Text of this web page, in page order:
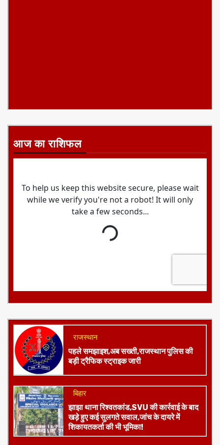
आज का राशिफल
राजस्थान
पहले समझाइश,अब सख्ती,राजस्थान पुलिस की
बड़ी ट्रैफिक स्ट्राइक जारी
बिहार
झाझा थाना रिश्वतकांड,SVU की कार्रवाई के बाद
खड़े हुए कई सुलगते सवाल,जांच के दायरे में
शिकायतकर्ता की भी भूमिका!